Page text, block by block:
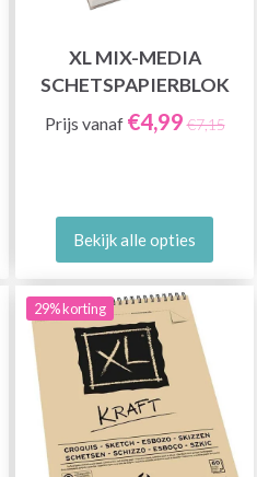
XL MIX-MEDIA
SCHETSPAPIERBLOK
Prijs vanaf €4,99 €7,15
Bekijk alle opties
29% korting